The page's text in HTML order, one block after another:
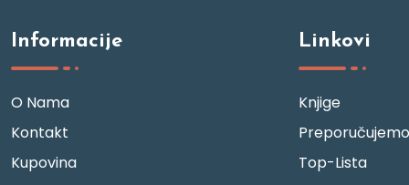
Informacije
O Nama
Kontakt
Kupovina
Linkovi
Knjige
Preporučujemo
Top-Lista